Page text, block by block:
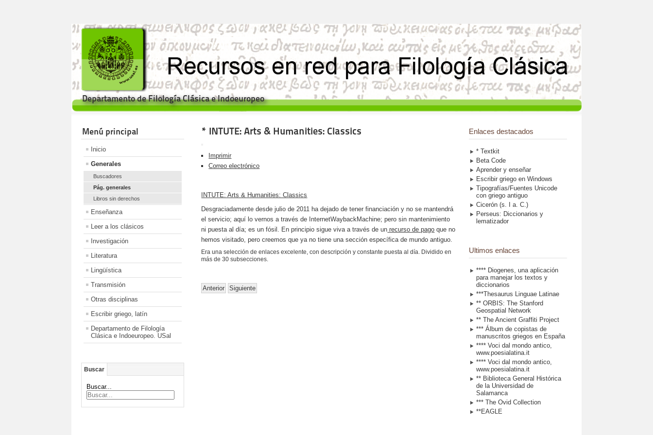
Departamento de Filología Clásica e Indoeuropeo
Menú principal
Inicio
Generales
Buscadores
Pág. generales
Libros sin derechos
Enseñanza
Leer a los clásicos
Investigación
Literatura
Lingüística
Transmisión
Otras disciplinas
Escribir griego, latín
Departamento de Filología
Clásica e Indoeuropeo. USal
Buscar
Buscar...
* INTUTE: Arts & Humanities: Classics
Imprimir
Correo electrónico
INTUTE: Arts & Humanities: Classics
Desgraciadamente desde julio de 2011 ha dejado de tener financiación y no se mantendrá
el servicio; aquí lo vernos a través de InternetWaybackMachine; pero sin mantenimiento
ni puesta al día; es un fósil. En principio sigue viva a través de un recurso de pago que no
hemos visitado, pero creemos que ya no tiene una sección específica de mundo antiguo.
Era una selección de enlaces excelente, con descripción y constante puesta al día. Dividido en
más de 30 subsecciones.
Anterior Siguiente
Enlaces destacados
* Textkit
Beta Code
Aprender y enseñar
Escribir griego en Windows
Tipografías/Fuentes Unicode
con griego antiguo
Cicerón (s. I a. C.)
Perseus: Diccionarios y
lematizador
Ultimos enlaces
**** Diogenes, una aplicación
para manejar los textos y
diccionarios
***Thesaurus Linguae Latinae
** ORBIS: The Stanford
Geospatial Network
** The Ancient Graffiti Project
*** Álbum de copistas de
manuscritos griegos en España
**** Voci dal mondo antico,
www.poesialatina.it
**** Voci dal mondo antico,
www.poesialatina.it
** Biblioteca General Histórica
de la Universidad de
Salamanca
*** The Ovid Collection
**EAGLE